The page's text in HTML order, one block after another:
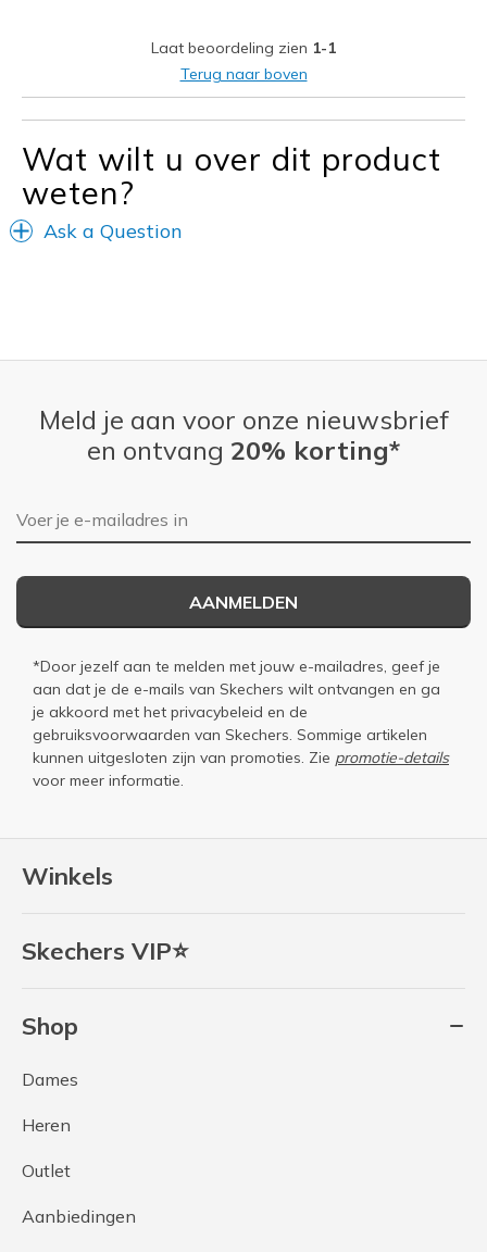
Sizing
Feels full size too small
View On Shoes
Shoes are for Wearing
Laat beoordeling zien 1-1
Terug naar boven
Wat wilt u over dit product
weten?
Ask a Question
Winkels
Skechers VIP⭐
Shop
Dames
Heren
Outlet
Aanbiedingen
Meld je aan voor onze nieuwsbrief
en ontvang 20% korting*
E-mailadres
AANMELDEN
*Door jezelf aan te melden met jouw e-mailadres, geef je
aan dat je de e-mails van Skechers wilt ontvangen en ga
je akkoord met het privacybeleid en de
gebruiksvoorwaarden van Skechers. Sommige artikelen
kunnen uitgesloten zijn van promoties. Zie promotie-details
voor meer informatie.